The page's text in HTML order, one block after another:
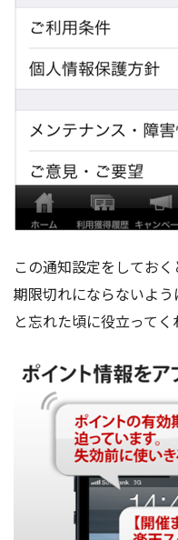
この通知設定をしてお
期限切れにならないよ
と忘れた頃に役立ってく